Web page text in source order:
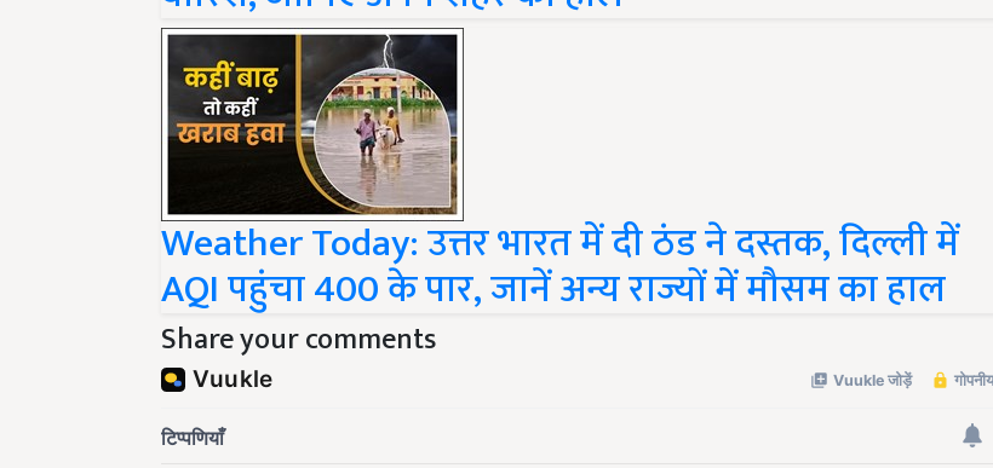
Weather Today: उत्तर भारत में दी ठंड ने दस्तक, दिल्ली में
AQI पहुंचा 400 के पार, जानें अन्य राज्यों में मौसम का हाल
Share your comments